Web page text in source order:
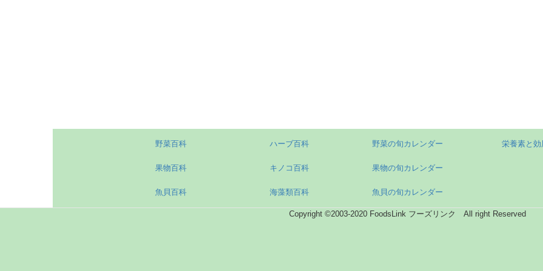
野菜百科
果物百科
魚貝百科
ハーブ百科
キノコ百科
海藻類百科
野菜の旬カレンダー
果物の旬カレンダー
魚貝の旬カレンダー
栄養素と効
Copyright ©2003-2020 FoodsLink フーズリンク All right Reserved